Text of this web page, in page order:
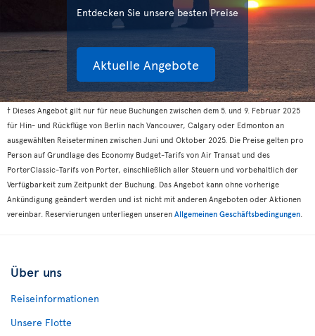
Entdecken Sie unsere besten Preise
Aktuelle Angebote
† Dieses Angebot gilt nur für neue Buchungen zwischen dem 5. und 9. Februar 2025
für Hin- und Rückflüge von Berlin nach Vancouver, Calgary oder Edmonton an
ausgewählten Reiseterminen zwischen Juni und Oktober 2025. Die Preise gelten pro
Person auf Grundlage des Economy Budget-Tarifs von Air Transat und des
PorterClassic-Tarifs von Porter, einschließlich aller Steuern und vorbehaltlich der
Verfügbarkeit zum Zeitpunkt der Buchung. Das Angebot kann ohne vorherige
Ankündigung geändert werden und ist nicht mit anderen Angeboten oder Aktionen
vereinbar. Reservierungen unterliegen unseren Allgemeinen Geschäftsbedingungen
Über uns
Reiseinformationen
Unsere Flotte